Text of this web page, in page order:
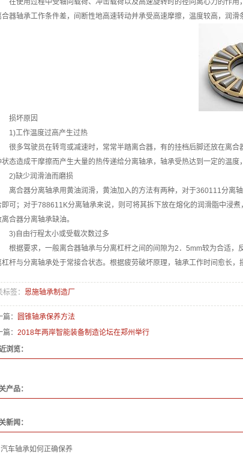
在使用过程中受轴向载荷、冲击载荷以及高速旋转时的径向离心力的作
合器轴承工作条件差，间断性地高速转动并承受高速摩擦，温度较高，润滑
损坏原因
工作温度过高产生过热
多驾驶员在转弯或减速时，常常半踏离合器，有的挂档后脚还放在离合
状态造成干摩擦而产生大量的热传递给分离轴承，轴承受热达到一定的温
缺少润滑油而磨损
合器分离轴承用黄油润滑，黄油加入的方法有两种，对于360111分离
即可；对于788611K分离轴承来说，则可将其拆下放在熔化的润滑脂中浸煮
离合器分离轴承缺油。
自由行程太小或受载次数过多
据要求，一般离合器轴承与分离杠杆之间的间隙为2．5mm较为合适，
杠杆与分离轴承处于常接合状态。根据疲劳破坏原理，轴承工作时间愈长
签： 恩施轴承制造厂
：
圆锥轴承保养方法
篇： 2018年两岸智能装备制造论坛在郑州举行
浏览：
产品：
新闻：
汽车轴承如何正确保养